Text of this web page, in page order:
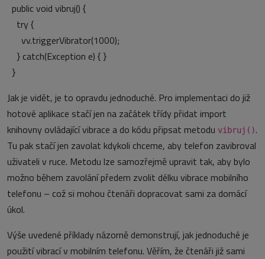
public void vibruj() {
try {
vv.triggerVibrator(1000);
} catch(Exception e) { }
}
Jak je vidět, je to opravdu jednoduché. Pro implementaci do již
hotové aplikace stačí jen na začátek třídy přidat import
knihovny ovládající vibrace a do kódu připsat metodu vibruj().
Tu pak stačí jen zavolat kdykoli chceme, aby telefon zavibroval
uživateli v ruce. Metodu lze samozřejmě upravit tak, aby bylo
možno během zavolání předem zvolit délku vibrace mobilního
telefonu – což si mohou čtenáři dopracovat sami za domácí
úkol.
Výše uvedené příklady názorně demonstrují, jak jednoduché je
použití vibrací v mobilním telefonu. Věřím, že čtenáři již sami